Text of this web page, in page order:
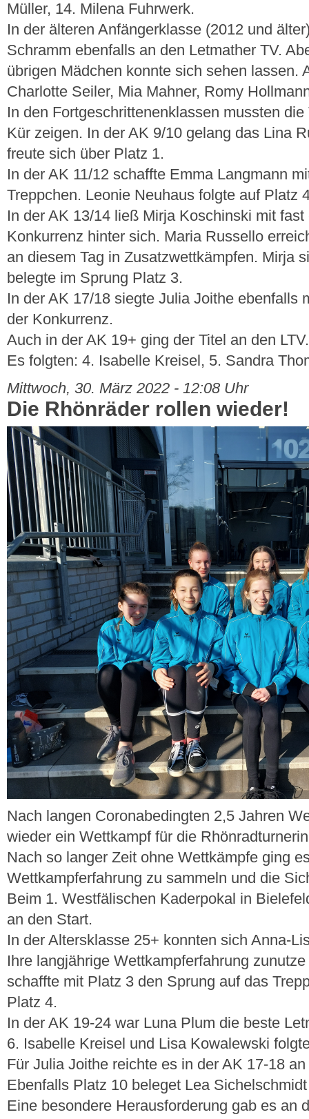
Müller, 14. Milena Fuhrwerk.
In der älteren Anfängerklasse (2012 und
Schramm ebenfalls an den Letmather TV.
übrigen Mädchen konnte sich sehen lassen.
Charlotte Seiler, Mia Mahner, Romy
In den Fortgeschrittenenklassen mussten
Kür zeigen. In der AK 9/10 gelang das Lina
freute sich über Platz 1.
In der AK 11/12 schaffte Emma Langmann
Treppchen. Leonie Neuhaus folgte auf Platz
In der AK 13/14 ließ Mirja Koschinski mit
Konkurrenz hinter sich. Maria Russello
an diesem Tag in Zusatzwettkämpfen. Mirja
belegte im Sprung Platz 3.
In der AK 17/18 siegte Julia Joithe ebenfalls
der Konkurrenz.
Auch in der AK 19+ ging der Titel an den
Es folgten: 4. Isabelle Kreisel, 5. Sandra
Mittwoch, 30. März 2022 - 12:08 Uhr
Die Rhönräder rollen wieder!
Nach langen Coronabedingten 2,5 Jahren
wieder ein Wettkampf für die
Nach so langer Zeit ohne Wettkämpfe ging
Wettkampferfahrung zu sammeln und die
Beim 1. Westfälischen Kaderpokal in
an den Start.
In der Altersklasse 25+ konnten sich Anna-
Ihre langjährige Wettkampferfahrung
schaffte mit Platz 3 den Sprung auf das
Platz 4.
In der AK 19-24 war Luna Plum die beste
6. Isabelle Kreisel und Lisa Kowalewski
Für Julia Joithe reichte es in der AK 17-18
Ebenfalls Platz 10 beleget Lea
Eine besondere Herausforderung gab es an